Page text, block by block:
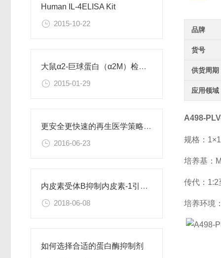
Human IL-4ELISA Kit
2015-10-22
大鼠α2-巨球蛋白（α2M）检测试剂盒
2015-01-29
更安全更快速的再生医学策略：利用直接重编程改变细胞身份
2016-06-23
内皮素受体B抑制内皮素-1引起的肝星状细胞活化
2018-06-08
如何选择合适的蛋白酶抑制剂
品牌
货号
供货周期
应用领域
A498-
规格：
培养基：
传代：1:2
培养环境